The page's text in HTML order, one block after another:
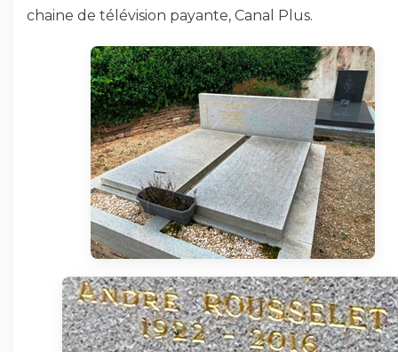
chaine de télévision payante, Canal Plus.